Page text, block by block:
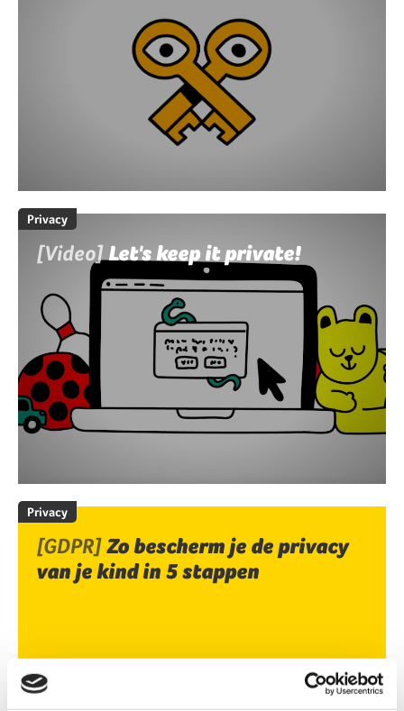
Privacy
[Video]Let's keep it private!
Privacy
[GDPR]Zo bescherm je de privacy
van je kind in 5 stappen